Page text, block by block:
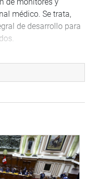
médico. Se trata,
de desarrollo para
ha logrado la
en un 18% a nivel
nacimientos
mil niños en el país,
con menos de 37
informó Zulema